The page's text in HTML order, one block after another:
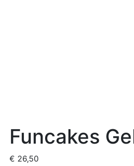
Funcakes
€ 26,50